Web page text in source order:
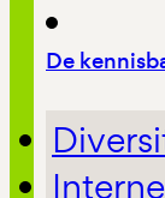
De